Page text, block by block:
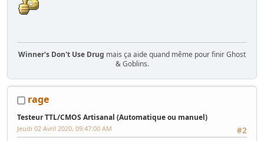
Winner's Don't Use Drug mais ça aide quand même pour finir Ghost
& Goblins.
www.lejrs.com www.privategameroom.fr
Citation de: ducatman1098 le Lundi 05 Novembre 2018,
22:45:37 PM
rage
Testeur TTL/CMOS Artisanal (Automatique ou manuel)
#2
Jeudi 02 Avril 2020, 09:47:00 AM